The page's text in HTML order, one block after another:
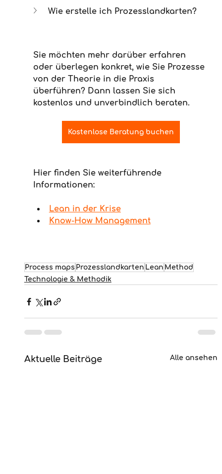
Wie erstelle ich Prozesslandkarten?
Sie möchten mehr darüber erfahren
oder überlegen konkret, wie Sie Prozesse
von der Theorie in die Praxis
überführen? Dann lassen Sie sich
kostenlos und unverbindlich beraten.
Kostenlose Beratung buchen
Hier finden Sie weiterführende
Informationen:
Lean in der Krise
Know-How Management
Process maps Prozesslandkarten Lean Method
Technologie & Methodik
Aktuelle Beiträge Alle ansehen